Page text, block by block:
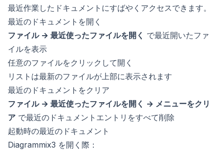
最近作業したドキュメントにすばやくアクセスできます。
最近のドキュメントを開く
ファイル → 最近使ったファイルを開く で最近開いたファ
イルを表示
任意のファイルをクリックして開く
リストは最新のファイルが上部に表示されます
最近のドキュメントをクリア
ファイル → 最近使ったファイルを開く → メニューをクリ
ア で最近のドキュメントエントリをすべて削除
起動時の最近のドキュメント
Diagrammix3 を開く際：